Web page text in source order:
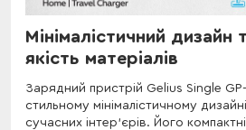
Мінімалістичний дизайн
якість матеріалів
Зарядний пристрій Gelius Single
стильному мінімалістичному
сучасних інтер'єрів. Його